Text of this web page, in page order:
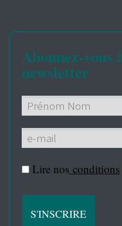
Abonnez-vous
newsletter
Lire nos conditions